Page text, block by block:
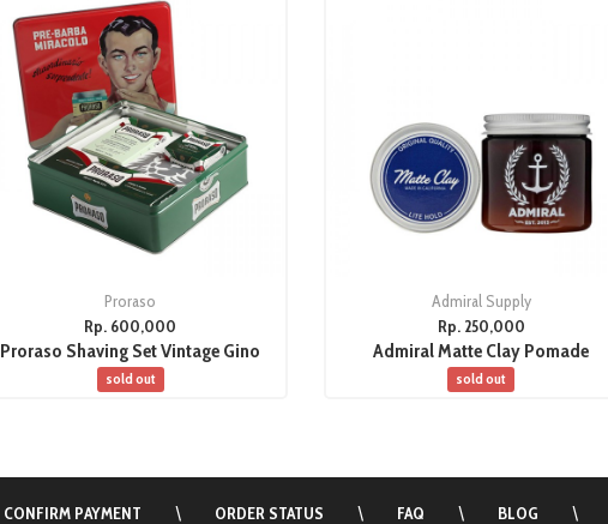
Proraso
Rp. 600,000
Proraso Shaving Set Vintage Gino
sold out
Admiral Supply
Rp. 250,000
Admiral Matte Clay Pomade
sold out
CONFIRM PAYMENT \ ORDER STATUS \ FAQ \ BLOG \